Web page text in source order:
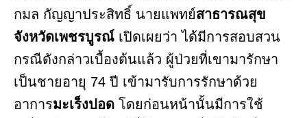
กมล กัญญาประสิทธิ์ นายแพทย์สาธารณสุข
จังหวัดเพชรบูรณ์ เปิดเผยว่า ได้มีการสอบสวน
กรณีดังกล่าวเบื้องต้นแล้ว ผู้ป่วยที่เขามารักษา
เป็นชายอายุ 74 ปี เข้ามารับการรักษาด้วย
อาการมะเร็งปอด โดยก่อนหน้านั้นมีการใช้